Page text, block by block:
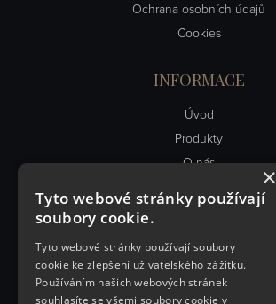
Ochrana osobních údajů
Cookies
INFORMACE
Úvod
Produkty
O nás
Kontakt
RYCHLÝ KONTAKT
×
Tyto webové stránky používají
soubory cookie.
Tyto webové stránky používají soubory
cookie ke zlepšení uživatelského zážitku.
Používáním našich webových stránek
souhlasíte se všemi soubory cookie v